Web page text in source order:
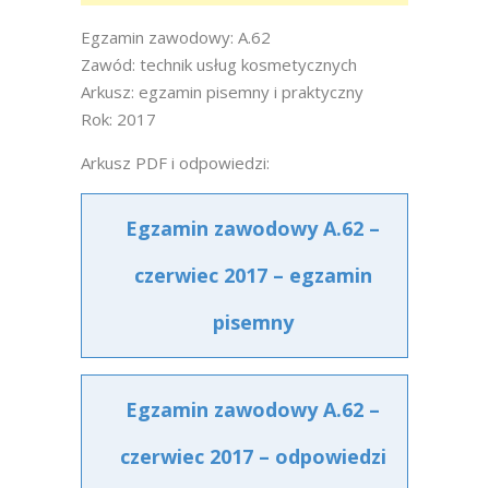
Egzamin zawodowy: A.62
Zawód: technik usług kosmetycznych
Arkusz: egzamin pisemny i praktyczny
Rok: 2017
Arkusz PDF i odpowiedzi:
Egzamin zawodowy A.62 –
czerwiec 2017 – egzamin
pisemny
Egzamin zawodowy A.62 –
czerwiec 2017 – odpowiedzi